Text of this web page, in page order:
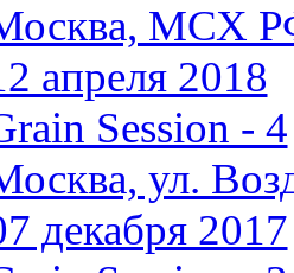
МСХ
апреля 2018
Session - 4
ул.
декабря 2017